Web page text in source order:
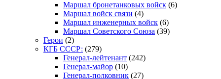
Маршал бронетанковых войск (6)
Маршал войск связи (4)
Маршал инженерных войск (6)
Маршал Советского Союза (39)
Герои (2)
КГБ СССР: (279)
Генерал-лейтенант (242)
Генерал-майор (10)
Генерал-полковник (27)